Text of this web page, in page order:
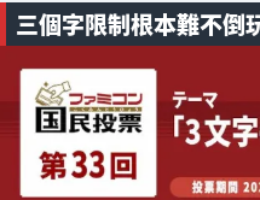
三個字限制根本難不倒